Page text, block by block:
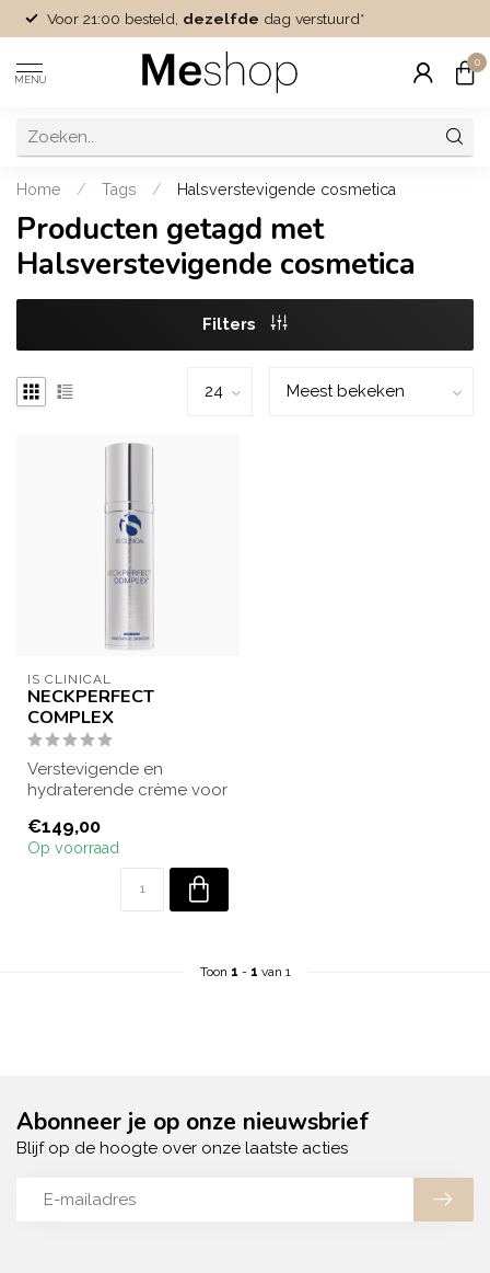
Voor 21:00 besteld, dezelfde dag verstuurd*
MENU
0
Home / Tags / Halsverstevigende cosmetica
Producten getagd met
Halsverstevigende cosmetica
Filters
IS CLINICAL
NECKPERFECT
COMPLEX
Verstevigende en
hydraterende crème voor
decolleté. Verzorgt e...
€149,00
Op voorraad
Toon 1 - 1 van 1
Abonneer je op onze nieuwsbrief
Blijf op de hoogte over onze laatste acties